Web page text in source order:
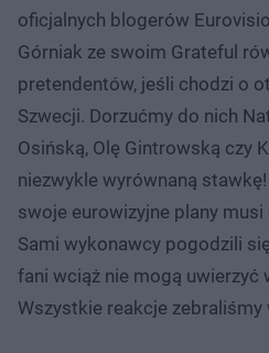
oficjalnych blogerów
Górniak ze swoim Grateful
pretendentów, jeśli chodzi o
Szwecji. Dorzućmy do nich
Osińską, Olę Gintrowską czy
niezwykle wyrównaną
swoje eurowizyjne plany musi
Sami wykonawcy pogodzili
fani wciąż nie mogą uwierzyć
Wszystkie reakcje zebraliśmy